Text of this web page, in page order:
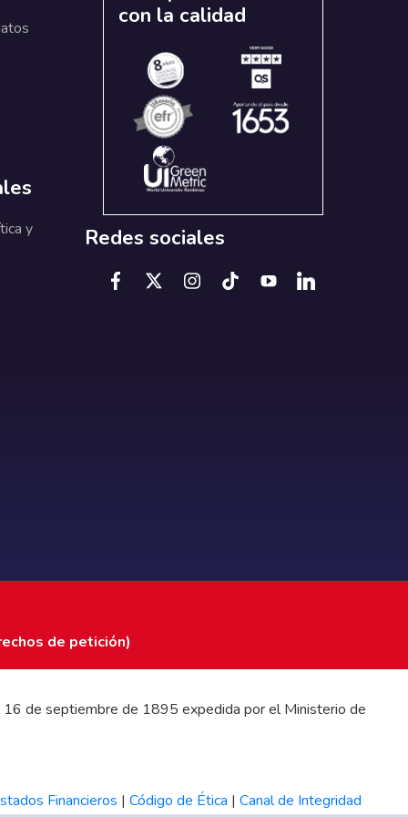
y
con la calidad
Redes sociales
de petición)
16 de septiembre de 1895 expedida por el Ministerio de
Financieros | Código de Ética | Canal de Integridad